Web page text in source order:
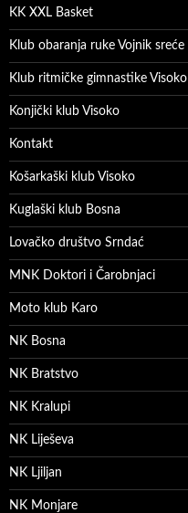
KK XXL Basket
Klub obaranja ruke Vojnik sreće
Klub ritmičke gimnastike Visoko
Konjički klub Visoko
Kontakt
Košarkaški klub Visoko
Kuglaški klub Bosna
Lovačko društvo Srndać
MNK Doktori i Čarobnjaci
Moto klub Karo
NK Bosna
NK Bratstvo
NK Kralupi
NK Liješeva
NK Ljiljan
NK Monjare